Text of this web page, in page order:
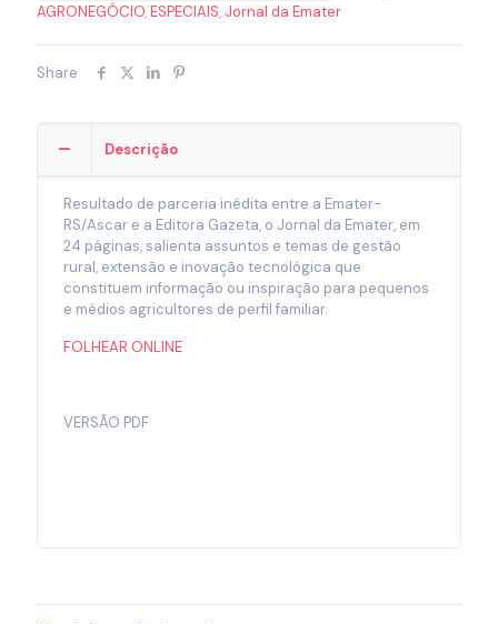
AGRONEGÓCIO,ESPECIAIS, Jornal da Emater
Share
Descrição
Resultado de parceria inédita entre a Emater-
RS/Ascar e a Editora Gazeta, o Jornal da Emater, em
24 páginas, salienta assuntos e temas de gestão
rural, extensão e inovação tecnológica que
constituem informação ou inspiração para pequenos
e médios agricultores de perfil familiar.
FOLHEAR ONLINE
VERSÃO PDF